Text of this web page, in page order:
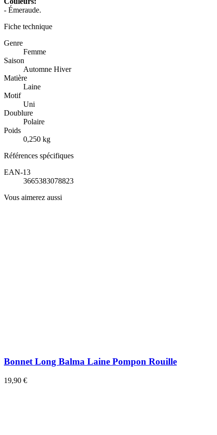
- Émeraude.
Fiche technique
Genre
Femme
Saison
Automne Hiver
Matière
Laine
Motif
Uni
Doublure
Polaire
Poids
0,250 kg
Références spécifiques
EAN-13
3665383078823
Vous aimerez aussi
Bonnet Long Balma Laine Pompon Rouille
19,90 €